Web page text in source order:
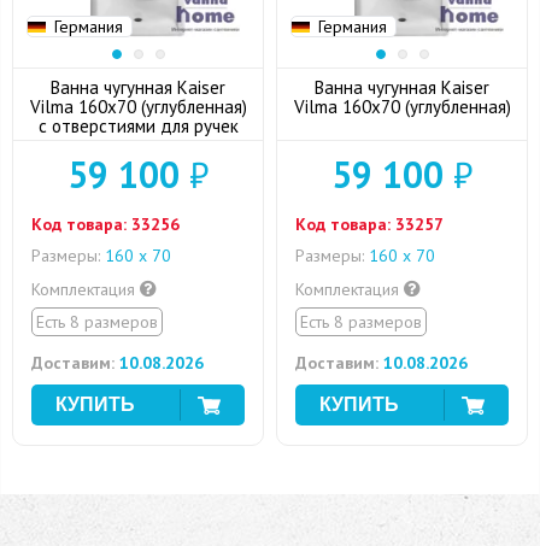
Германия
Ванна чугунная Kaiser
Vilma 160x70 (углубленная)
с отверстиями для ручек
59 100 ₽
Код товара: 33256
Размеры: 160 х 70
Комплектация
Есть 8 размеров
Доставим: 10.08.2026
Германия
Ванна чугунная Kaiser
Vilma 160x70 (углубленная)
59 100 ₽
Код товара: 33257
Размеры: 160 х 70
Комплектация
Есть 8 размеров
Доставим: 10.08.2026